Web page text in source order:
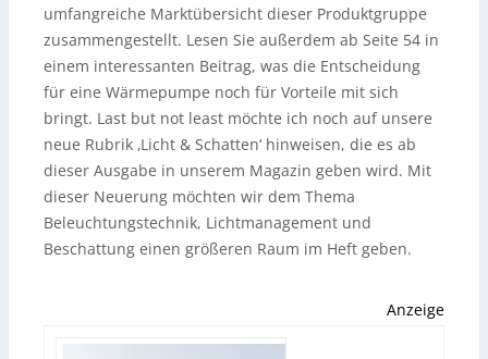
umfangreiche Marktübersicht dieser Produktgruppe
zusammengestellt. Lesen Sie außerdem ab Seite 54 in
einem interessanten Beitrag, was die Entscheidung
für eine Wärmepumpe noch für Vorteile mit sich
bringt. Last but not least möchte ich noch auf unsere
neue Rubrik ‚Licht & Schatten‘ hinweisen, die es ab
dieser Ausgabe in unserem Magazin geben wird. Mit
dieser Neuerung möchten wir dem Thema
Beleuchtungstechnik, Lichtmanagement und
Beschattung einen größeren Raum im Heft geben.
Anzeige